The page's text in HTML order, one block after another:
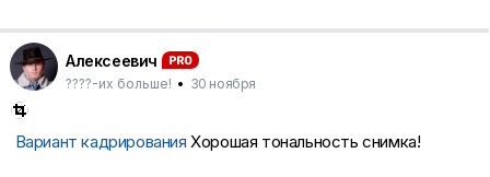
Алексеевич
????-их больше! • 30 ноября
Вариант кадрирования Хорошая тональность снимка!